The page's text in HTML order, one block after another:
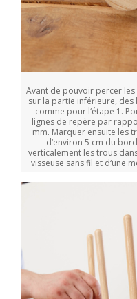
Avant de pouvoir percer
sur la partie inférieure,
comme pour l‘étape 1.
lignes de repère par
mm. Marquer ensuite les
d‘environ 5 cm du
verticalement les trous
visseuse sans fil et d‘une